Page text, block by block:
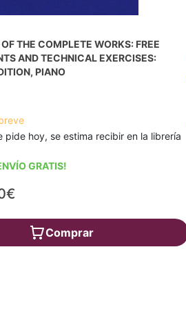
THE COMPLETE WORKS: FREE
AND TECHNICAL EXERCISES:
PIANO
pide hoy, se estima recibir en la librería
GRATIS!
Comprar